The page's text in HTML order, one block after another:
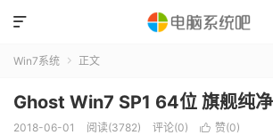

Win7系统  正文
Ghost Win7 SP1 64位 旗舰纯
2018-06-01 阅读(3782) 评论(0)  赞(0)